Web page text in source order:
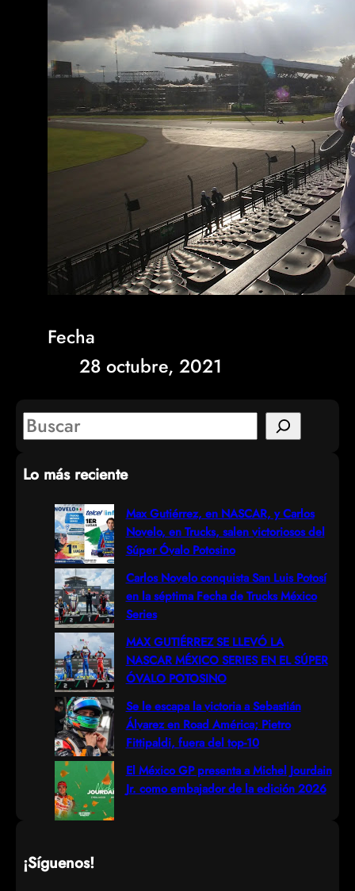
Fecha
28 octubre, 2021
S
a
Lo más reciente
Max Gutiérrez, en NASCAR, y Carlos
Novelo, en Trucks, salen victoriosos del
Súper Óvalo Potosino
Carlos Novelo conquista San Luis Potosí
en la séptima Fecha de Trucks México
Series
MAX GUTIÉRREZ SE LLEVÓ LA
NASCAR MÉXICO SERIES EN EL SÚPER
ÓVALO POTOSINO
Se le escapa la victoria a Sebastián
Álvarez en Road América; Pietro
Fittipaldi, fuera del top-10
El México GP presenta a Michel Jourdain
Jr. como embajador de la edición 2026
¡Síguenos!